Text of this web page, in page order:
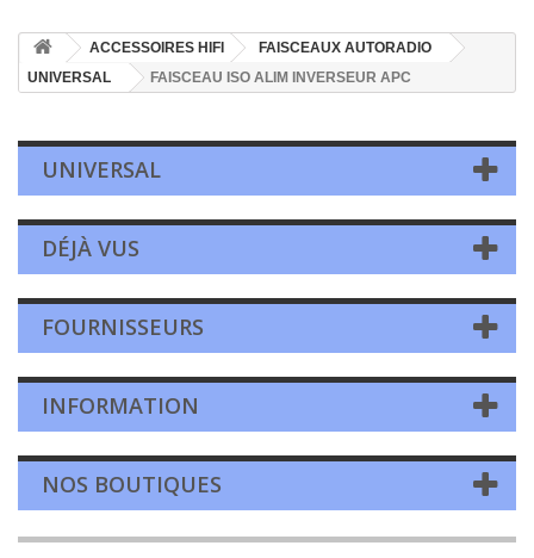
ACCESSOIRES HIFI
FAISCEAUX AUTORADIO
UNIVERSAL
FAISCEAU ISO ALIM INVERSEUR APC
UNIVERSAL
DÉJÀ VUS
FOURNISSEURS
INFORMATION
NOS BOUTIQUES